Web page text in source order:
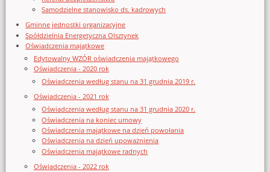
Samodzielne stanowisko ds. kadrowych
Gminne jednostki organizacyjne
Spółdzielnia Energetyczna Olsztynek
Oświadczenia majątkowe
Edytowalny WZÓR oświadczenia majątkowego
Oświadczenia - 2020 rok
Oświadczenia według stanu na 31 grudnia 2019 r.
Oświadczenia - 2021 rok
Oświadczenia według stanu na 31 grudnia 2020 r.
Oświadczenia na koniec umowy
Oświadczenia majątkowe na dzień powołania
Oświadczenia na dzień upoważnienia
Oświadczenia majątkowe radnych
Oświadczenia - 2022 rok